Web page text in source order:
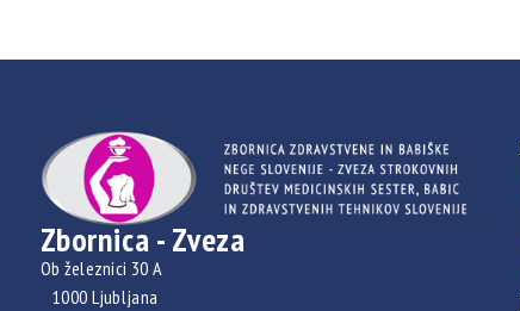
Zbornica - Zveza
Ob železnici 30 A
1000 Ljubljana